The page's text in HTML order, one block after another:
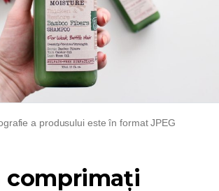
a produsului este în format JPEG
comprimați